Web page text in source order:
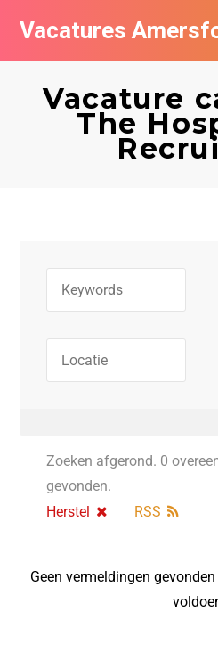
Vacatures
Vacature
The
Zoeken afgerond. 0
gevonden.
Herstel
RSS
Geen vermeldingen
Vacatures per bedrijf
De populairste vacatures in
Nieuwsbrief feed